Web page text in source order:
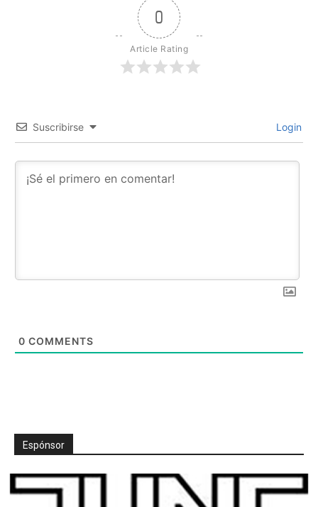
0
Article Rating
Suscribirse Login
0 COMMENTS
Espónsor